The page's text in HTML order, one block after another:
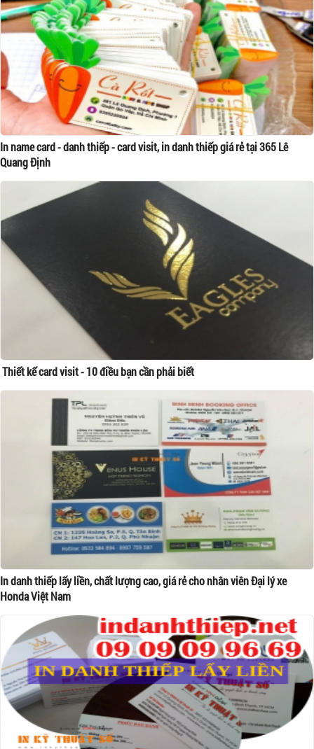
In name card - danh thiếp - card visit, in danh thiếp giá rẻ tại 365 Lê
Quang Định
Thiết kế card visit - 10 điều bạn cần phải biết
In danh thiếp lấy liền, chất lượng cao, giá rẻ cho nhân viên Đại lý xe
Honda Việt Nam